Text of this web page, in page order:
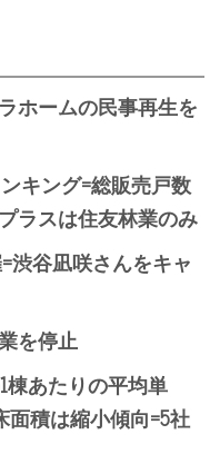
ホームの民事再生を
キング=総販売戸数
ラスは住友林業のみ
渋谷凪咲さんをキャ
を停止
棟あたりの平均単
積は縮小傾向=5社